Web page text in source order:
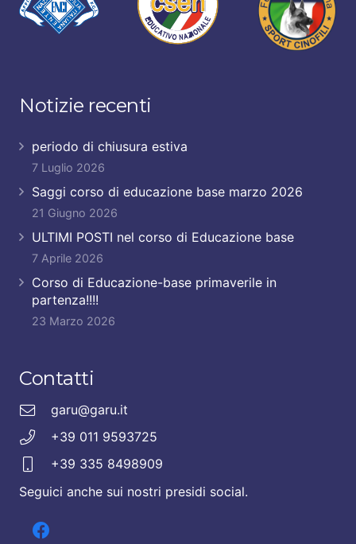
Notizie recenti
periodo di chiusura estiva
7 Luglio 2026
Saggi corso di educazione base marzo 2026
21 Giugno 2026
ULTIMI POSTI nel corso di Educazione base
7 Aprile 2026
Corso di Educazione-base primaverile in
partenza!!!!
23 Marzo 2026
Contatti
garu@garu.it
+39 011 9593725
+39 335 8498909
Seguici anche sui nostri presidi social.